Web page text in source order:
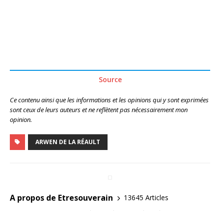
Source
Ce contenu ainsi que les informations et les opinions qui y sont exprimées
sont ceux de leurs auteurs et ne reflètent pas nécessairement mon
opinion.
ARWEN DE LA RÉAULT
A propos de Etresouverain
13645 Articles